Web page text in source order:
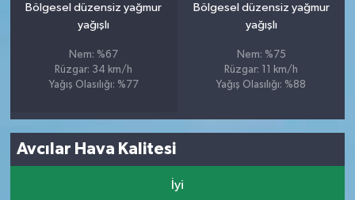
Bölgesel düzensiz yağmur
yağışlı
Nem: %67
Rüzgar: 34 km/h
Yağış Olasılığı: %77
Bölgesel düzensiz yağmur
yağışlı
Nem: %75
Rüzgar: 11 km/h
Yağış Olasılığı: %88
Avcılar Hava Kalitesi
İyi